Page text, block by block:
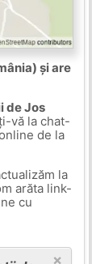
și are
de Jos
vă la chat-
de la
la
arăta link-
cu
×